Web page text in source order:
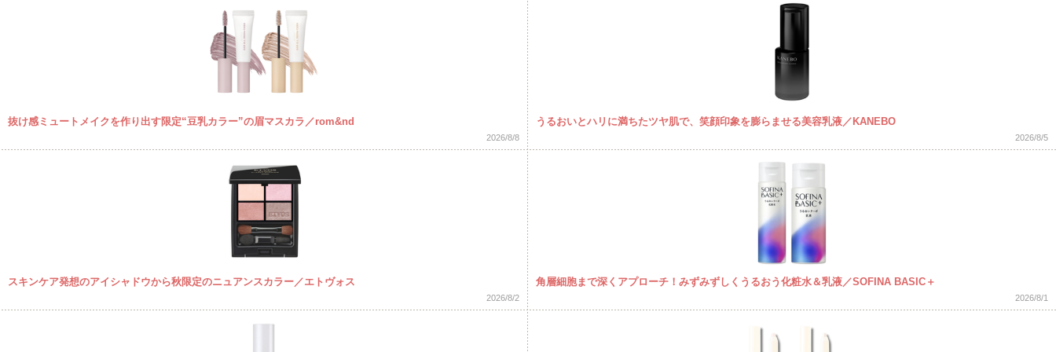
抜け感ミュートメイクを作り出す限定“豆乳カラー”の眉マスカラ／rom&nd
2026/8/8
うるおいとハリに満ちたツヤ肌で、笑顔印象を膨らませる美容乳液／KANEBO
2026/8/5
スキンケア発想のアイシャドウから秋限定のニュアンスカラー／エトヴォス
2026/8/2
角層細胞まで深くアプローチ！みずみずしくうるおう化粧水＆乳液／SOFINA BASIC＋
2026/8/1